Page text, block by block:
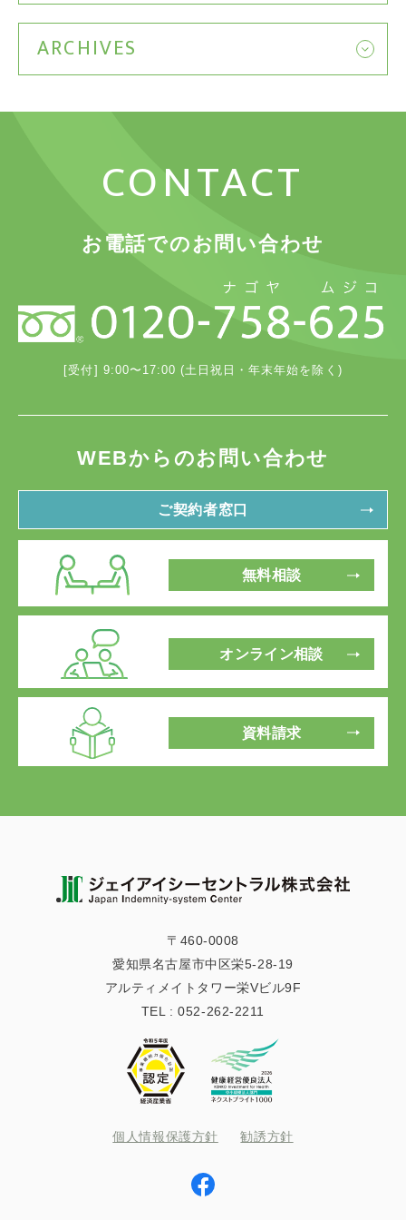
ARCHIVES
CONTACT
お電話でのお問い合わせ
[受付] 9:00〜17:00 (土日祝日・年末年始を除く)
WEBからのお問い合わせ
ご契約者窓口
無料相談
オンライン相談
資料請求
〒460-0008
愛知県名古屋市中区栄5-28-19
アルティメイトタワー栄Vビル9F
TEL :052-262-2211
個人情報保護方針 勧誘方針